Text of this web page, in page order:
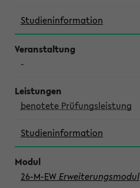
Studieninformation
-
benotete Prüfungsleistung
Studieninformation
26-M-EWErweiterungsmodul